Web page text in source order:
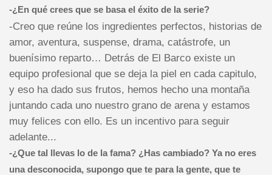
-¿En qué crees que se basa el éxito de la serie?
-Creo que reúne los ingredientes perfectos, historias de
amor, aventura, suspense, drama, catástrofe, un
buenísimo reparto… Detrás de El Barco existe un
equipo profesional que se deja la piel en cada capitulo,
y eso ha dado sus frutos, hemos hecho una montaña
juntando cada uno nuestro grano de arena y estamos
muy felices con ello. Es un incentivo para seguir
adelante...
-¿Que tal llevas lo de la fama? ¿Has cambiado? Ya no eres
una desconocida, supongo que te para la gente, que te